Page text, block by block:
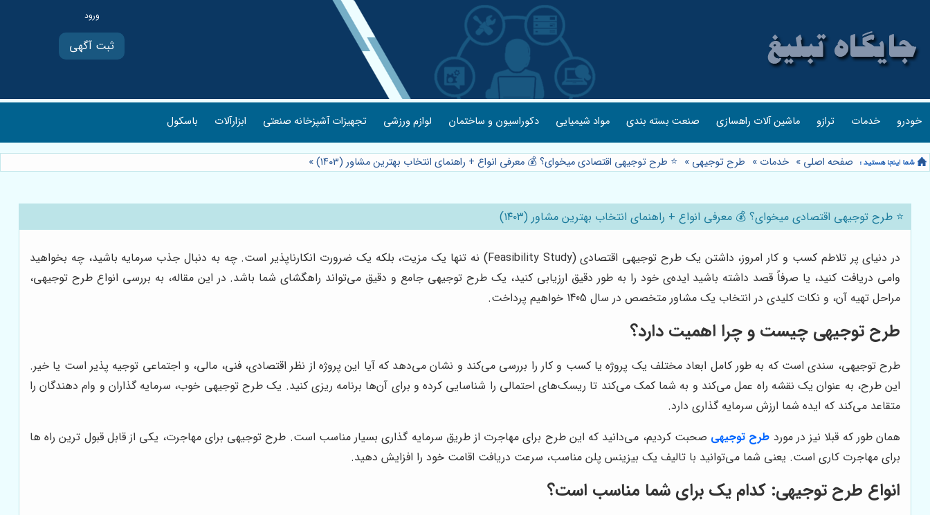
ثبت آگهی
خودرو خدمات ترازو ماشین آلات راهسازی صنعت بسته بندی مواد شیمیایی دکوراسیون و ساختمان لوازم ورزشی تجهیزات آشپزخانه صنعتی ابزارآلات باسکول
صفحه اصلی » خدمات » طرح توجیهی » ⭐️ طرح توجیهی اقتصادی میخوای؟ 💰 معرفی انواع + راهنمای انتخاب بهترین مشاور (۱۴۰۳) »
⭐️ طرح توجیهی اقتصادی میخوای؟ 💰 معرفی انواع + راهنمای انتخاب بهترین مشاور (۱۴۰۳)
در دنیای پر تلاطم کسب و کار امروز، داشتن یک طرح توجیهی اقتصادی (Feasibility Study) نه تنها یک مزیت، بلکه یک ضرورت انکارناپذیر است. چه به دنبال جذب سرمایه باشید، چه بخواهید
وامی دریافت کنید، یا صرفاً قصد داشته باشید ایده‌ی خود را به طور دقیق ارزیابی کنید، یک طرح توجیهی جامع و دقیق می‌تواند راهگشای شما باشد. در این مقاله، به بررسی انواع طرح توجیهی،
مراحل تهیه آن، و نکات کلیدی در انتخاب یک مشاور متخصص در سال 1405 خواهیم پرداخت.
طرح توجیهی چیست و چرا اهمیت دارد؟
طرح توجیهی، سندی است که به طور کامل ابعاد مختلف یک پروژه یا کسب و کار را بررسی می‌کند و نشان می‌دهد که آیا این پروژه از نظر اقتصادی، فنی، مالی، و اجتماعی توجیه پذیر است یا خیر.
این طرح، به عنوان یک نقشه راه عمل می‌کند و به شما کمک می‌کند تا ریسک‌های احتمالی را شناسایی کرده و برای آن‌ها برنامه ریزی کنید. یک طرح توجیهی خوب، سرمایه گذاران و وام دهندگان را
متقاعد می‌کند که ایده شما ارزش سرمایه گذاری دارد.
همان طور که قبلا نیز در مورد طرح توجیهی صحبت کردیم، می‌دانید که این طرح برای مهاجرت از طریق سرمایه گذاری بسیار مناسب است. طرح توجیهی برای مهاجرت، یکی از قابل قبول ترین راه ها
برای مهاجرت کاری است. یعنی شما می‌توانید با تالیف یک بیزینس پلن مناسب، سرعت دریافت اقامت خود را افزایش دهید.
انواع طرح توجیهی: کدام یک برای شما مناسب است؟